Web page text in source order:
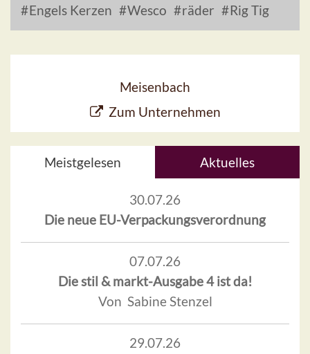
Engels Kerzen
Wesco räder Rig Tig
Meisenbach
Zum Unternehmen
Meistgelesen Aktuelles
30.07.26
Die neue EU-Verpackungsverordnung
07.07.26
Die stil & markt-Ausgabe 4 ist da!
Von Sabine Stenzel
29.07.26